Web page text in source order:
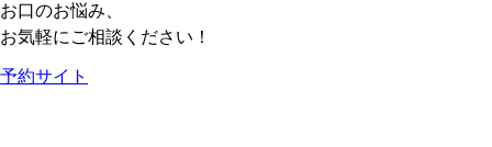
お口のお悩み、
お気軽にご相談ください！
予約サイト